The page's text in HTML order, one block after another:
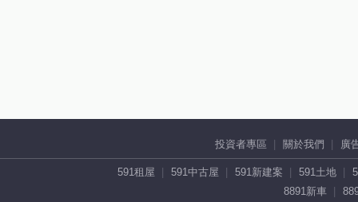
投資者專區 關於我們 廣
591租屋 591中古屋 591新建案 591土地
8891新車